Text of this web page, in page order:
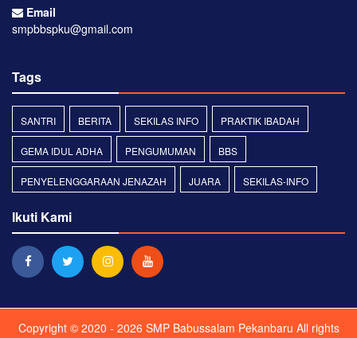
Email
smpbbspku@gmail.com
Tags
SANTRI BERITA SEKILAS INFO PRAKTIK IBADAH
GEMA IDUL ADHA PENGUMUMAN BBS
PENYELENGGARAAN JENAZAH JUARA SEKILAS-INFO
Ikuti Kami
Copyright © 2020 - 2026 SMP Babussalam Pekanbaru All rights